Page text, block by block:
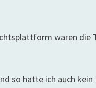
waren die
so hatte ich auch